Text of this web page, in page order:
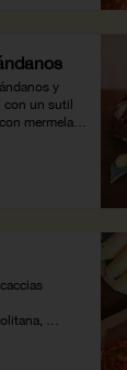
y
con un sutil
mermelada